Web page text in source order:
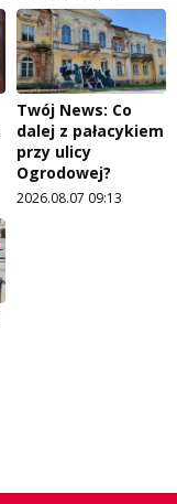
Twój News: Co
dalej z pałacykiem
przy ulicy
Ogrodowej?
2026.08.07 09:13